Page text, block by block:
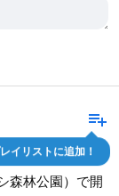
playlist_add
イリストに追加！
森林公園）で開